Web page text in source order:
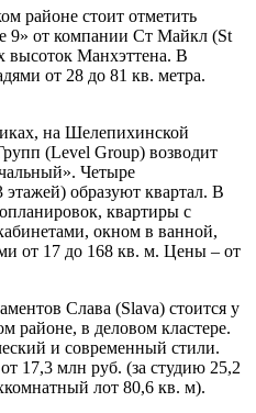
районе стоит отметить
9» от компании Ст Майкл (St
высоток Манхэттена. В
от 28 до 81 кв. метра.
на Шелепихинской
(Level Group) возводит
Четыре
образуют квартал. В
квартиры с
окном в ванной,
от 17 до 168 кв. м. Цены – от
Слава (Slava) стоится у
районе, в деловом кластере.
и современный стили.
17,3 млн руб. (за студию 25,2
лот 80,6 кв. м).